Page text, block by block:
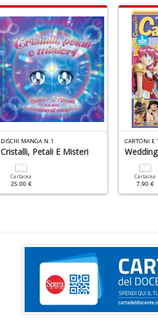
DISCHI MANGA N.1
Cristalli, Petali E Misteri
Cartacea
25.00 €
CARTONI E
Cartacea
7.90 €